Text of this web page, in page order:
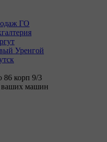
ГО
Уренгой
86 корп 9/3
ваших машин